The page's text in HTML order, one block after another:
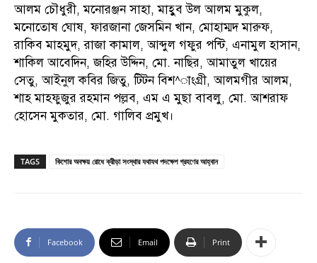
আলম চৌধুরী, মনোরঞ্জন সাহা, মাহ্বুব উল আলম মুকুল,
মনোতোষ ঘোষ, ফারজানা জেসমিন খান, মোহাম্মদ মারুফ,
রাকিব মাহমুদ, রাজা কামাল, আব্দুল গফুর পন্টি, এনামুল হাসান,
শাকিল আবেদিন, জহির উদ্দিন, মো. নাছির, আমাতুল খায়ের
সেতু, আইনুল কবির জিতু, টিটন বিশ^াংগ্রী, আলমগীর আলম,
শাহ মাহফুজুর রহমান পল্লব, এম এ মুছা বাবলু, মো. আশরাফ
হোসেন মুকতার, মো. গালিব প্রমুখ।
TAGS কিশোর অবক্ষয় রোধে ক্রীড়া সংস্থার যথাযথ পদক্ষেপ গ্রহণের আহ্বান
Facebook Email Print